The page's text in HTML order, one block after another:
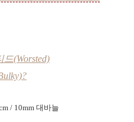
드(Worsted)
?
/ 10mm 대바늘